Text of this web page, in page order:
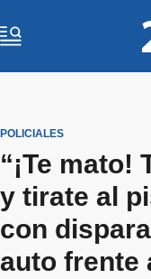
POLICIALES
“¡Te mato!
y tirate al
con
auto frente